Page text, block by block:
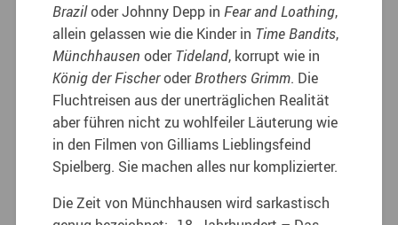
Braziloder Johnny Depp inFear and Loathing,
allein gelassen wie die Kinder in Time Bandits,
Münchhausen oderTideland, korrupt wie in
König der FischeroderBrothers Grimm. Die
Fluchtreisen aus der unerträglichen Realität
aber führen nicht zu wohlfeiler Läuterung wie
in den Filmen von Gilliams Lieblingsfeind
Spielberg. Sie machen alles nur komplizierter.
Die Zeit von Münchhausen wird sarkastisch